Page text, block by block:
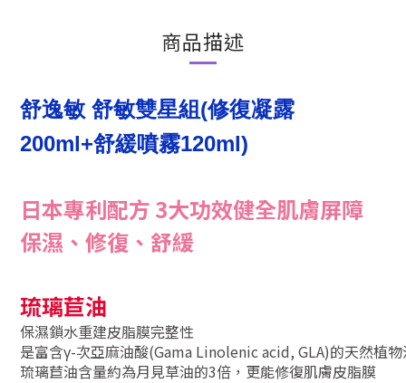
商品描述
舒逸敏 舒敏雙星組(修復凝露
200ml+舒緩噴霧120ml)
日本專利配方 3大功效健全肌膚屏障
保濕、修復、舒緩
琉璃苣油
保濕鎖水重建皮脂膜完整性
是富含γ-次亞麻油酸(Gama Linolenic acid, GLA)的天然植
琉璃苣油含量約為月見草油的3倍，更能修復肌膚皮脂膜